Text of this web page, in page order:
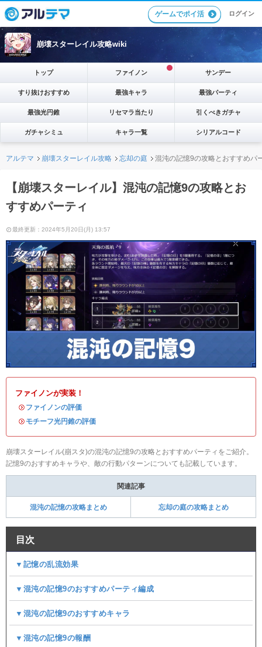
ゲームでポイ活 ログイン
崩壊スターレイル攻略wiki
トップ ファイノン サンデー
すり抜けおすすめ 最強キャラ 最強パーティ
最強光円錐 リセマラ当たり 引くべきガチャ
ガチャシミュ キャラ一覧 シリアルコード
アルテマ 崩壊スターレイル攻略 忘却の庭 混沌の記憶9の攻略とおすすめパ
【崩壊スターレイル】混沌の記憶9の攻略とお
すすめパーティ
最終更新：2024年5月20日(月) 13:57
ファイノンが実装！
・ ファイノンの評価
・ モチーフ光円錐の評価
崩壊スターレイル(崩スタ)の混沌の記憶9の攻略とおすすめパーティをご紹介。
記憶9のおすすめキャラや、敵の行動パターンについても記載しています。
関連記事
混沌の記憶の攻略まとめ 忘却の庭の攻略まとめ
目次
▼記憶の乱流効果
▼混沌の記憶9のおすすめパーティ編成
▼混沌の記憶9のおすすめキャラ
▼混沌の記憶9の報酬